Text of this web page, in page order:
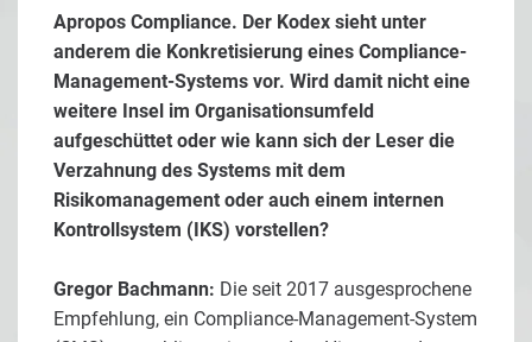
Apropos Compliance. Der Kodex sieht unter
anderem die Konkretisierung eines Compliance-
Management-Systems vor. Wird damit nicht eine
weitere Insel im Organisationsumfeld
aufgeschüttet oder wie kann sich der Leser die
Verzahnung des Systems mit dem
Risikomanagement oder auch einem internen
Kontrollsystem (IKS) vorstellen?
Gregor Bachmann: Die seit 2017 ausgesprochene
Empfehlung, ein Compliance-Management-System